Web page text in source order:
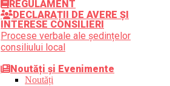
REGULAMENT
DECLARAȚII DE AVERE ȘI
INTERESE CONSILIERI
Procese verbale ale ședințelor
consiliului local
Noutăți și Evenimente
Noutăți